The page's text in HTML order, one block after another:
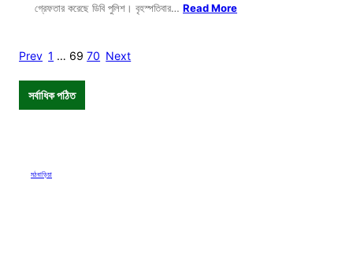
গ্রেফতার করেছে ডিবি পুলিশ। বৃহস্পতিবার… Read More
Prev 1 … 69 70 Next
সর্বাধিক পঠিত
মঠবাড়িয়া